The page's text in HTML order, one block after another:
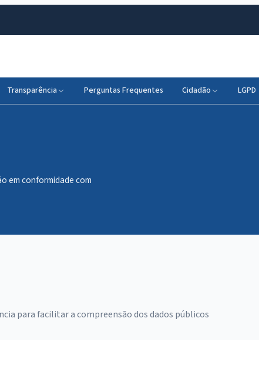
Transparência Perguntas Frequentes Cidadão LGPD
em conformidade com
para facilitar a compreensão dos dados públicos